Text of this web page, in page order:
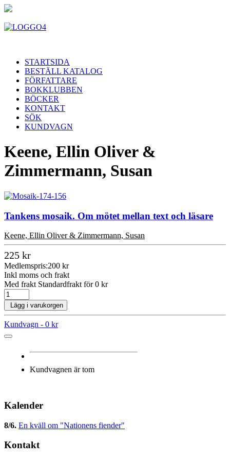
STARTSIDA
BESTÄLL KATALOG
FÖRFATTARE
BOKKLUBBEN
BÖCKER
KONTAKT
SÖK
KUNDVAGN
Keene, Ellin Oliver &
Zimmermann, Susan
Tankens mosaik. Om mötet mellan text och läsare
Keene, Ellin Oliver & Zimmermann, Susan
225 kr
Medlemspris:200 kr
Inkl moms och frakt
Med frakt Standardfrakt för 0 kr
Lägg i varukorgen
Kundvagn - 0 kr
Kundvagnen är tom
Kalender
8/6. En kväll om "Nationens fiender"
Kontakt